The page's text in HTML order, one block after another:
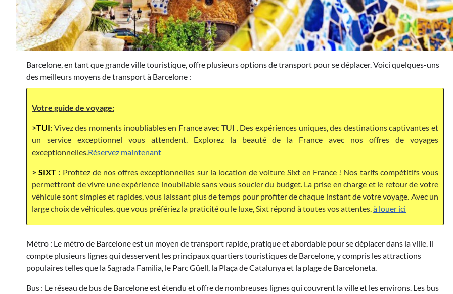
Barcelone, en tant que grande ville touristique, offre plusieurs options de transport pour se déplacer. Voici quelques-uns
des meilleurs moyens de transport à Barcelone :
Votre guide de voyage:
>TUI: Vivez des moments inoubliables en France avec TUI . Des expériences uniques, des destinations captivantes et
un service exceptionnel vous attendent. Explorez la beauté de la France avec nos offres de voyages
exceptionnelles. Réservez maintenant
>SIXT : Profitez de nos offres exceptionnelles sur la location de voiture Sixt en France ! Nos tarifs compétitifs vous
permettront de vivre une expérience inoubliable sans vous soucier du budget. La prise en charge et le retour de votre
véhicule sont simples et rapides, vous laissant plus de temps pour profiter de chaque instant de votre voyage. Avec un
large choix de véhicules, que vous préfériez la praticité ou le luxe, Sixt répond à toutes vos attentes. à louer ici
Métro : Le métro de Barcelone est un moyen de transport rapide, pratique et abordable pour se déplacer dans la ville. Il
compte plusieurs lignes qui desservent les principaux quartiers touristiques de Barcelone, y compris les attractions
populaires telles que la Sagrada Familia, le Parc Güell, la Plaça de Catalunya et la plage de Barceloneta.
Bus : Le réseau de bus de Barcelone est étendu et offre de nombreuses lignes qui couvrent la ville et les environs. Les bus